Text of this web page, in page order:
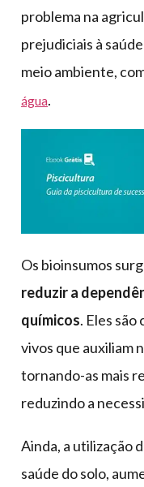
problema na
prejudiciais à
meio ambiente,
água.
Os bioinsumos
reduzir a
químicos. Eles
vivos que auxiliam
tornando-as mais
reduzindo a
Ainda, a utilização
saúde do solo,